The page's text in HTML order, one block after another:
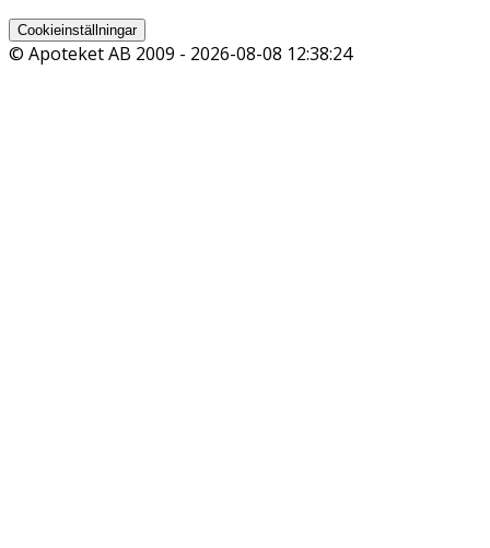
Cookieinställningar
© Apoteket AB 2009 - 2026-08-08 12:38:24